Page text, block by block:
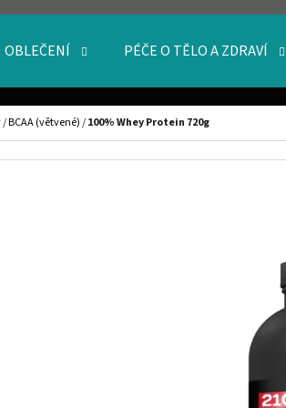
OBLEČENÍ PÉČE O TĚLO A ZDRAVÍ
/BCAA (větvené)/100% Whey Protein 720g
POTŘEBUJETE NAJÍT?